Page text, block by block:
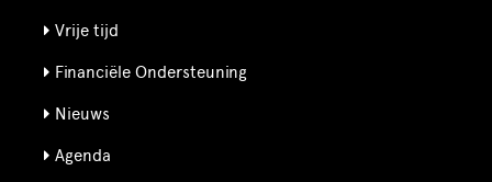
Vrije tijd
Financiële Ondersteuning
Nieuws
Agenda